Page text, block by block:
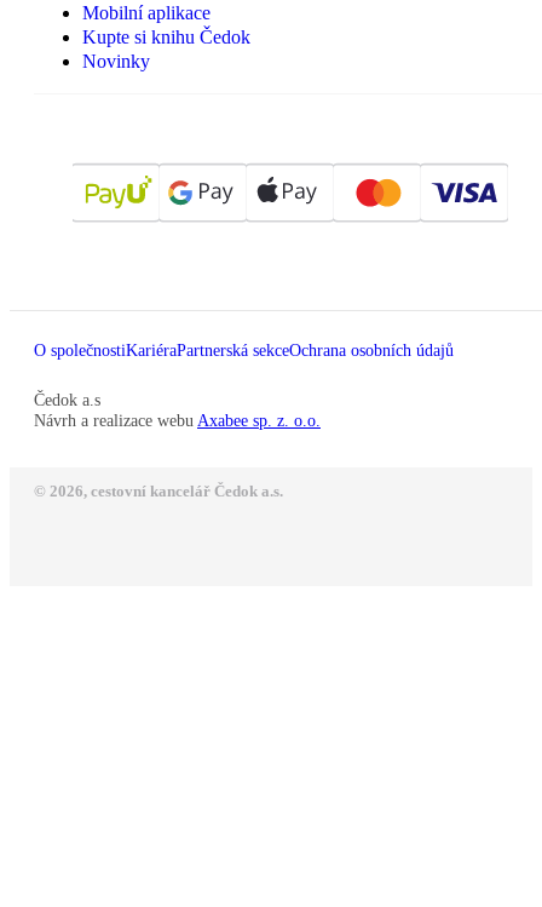
Mobilní aplikace
Kupte si knihu Čedok
Novinky
O společnostiKariéraPartnerská sekceOchrana osobních údajů
Čedok a.s
Návrh a realizace webu Axabee sp. z. o.o.
© 2026, cestovní kancelář Čedok a.s.